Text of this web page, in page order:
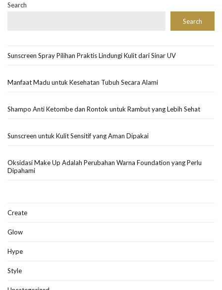
Search
Search
Sunscreen Spray Pilihan Praktis Lindungi Kulit dari Sinar UV
Manfaat Madu untuk Kesehatan Tubuh Secara Alami
Shampo Anti Ketombe dan Rontok untuk Rambut yang Lebih Sehat
Sunscreen untuk Kulit Sensitif yang Aman Dipakai
Oksidasi Make Up Adalah Perubahan Warna Foundation yang Perlu
Dipahami
Create
Glow
Hype
Style